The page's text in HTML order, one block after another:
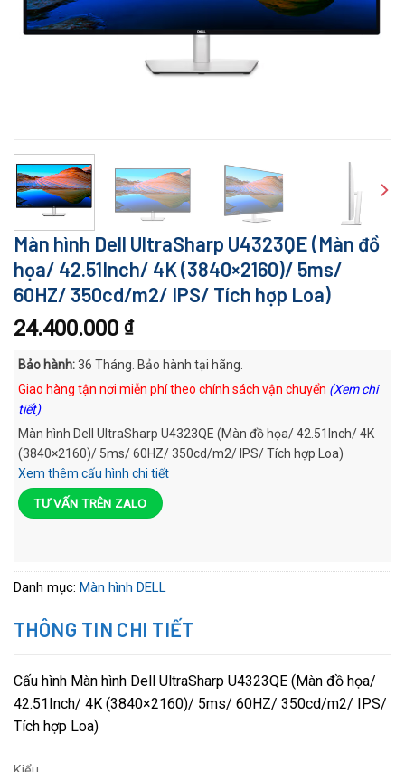
Màn hình Dell UltraSharp U4323QE (Màn đồ
họa/ 42.51Inch/ 4K (3840×2160)/ 5ms/
60HZ/ 350cd/m2/ IPS/ Tích hợp Loa)
24.400.000 ₫
Bảo hành:36 Tháng. Bảo hành tại hãng.
Giao hàng tận nơi miễn phí theo chính sách vận chuyển (Xem chi
tiết)
Màn hình Dell UltraSharp U4323QE (Màn đồ họa/ 42.51Inch/ 4K
(3840×2160)/ 5ms/ 60HZ/ 350cd/m2/ IPS/ Tích hợp Loa)
Xem thêm cấu hình chi tiết
TƯ VẤN TRÊN ZALO
Danh mục: Màn hình DELL
THÔNG TIN CHI TIẾT
Cấu hình Màn hình Dell UltraSharp U4323QE (Màn đồ họa/
42.51Inch/ 4K (3840×2160)/ 5ms/ 60HZ/ 350cd/m2/ IPS/
Tích hợp Loa)